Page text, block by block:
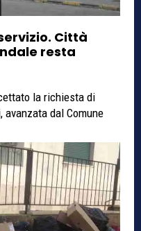
Città
resta
la richiesta di
dal Comune